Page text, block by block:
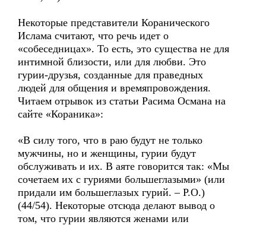
Некоторые представители Коранического
Ислама считают, что речь идет о
«собеседницах». То есть, это существа не для
интимной близости, или для любви. Это
гурии-друзья, созданные для праведных
людей для общения и времяпровождения.
Читаем отрывок из статьи Расима Османа на
сайте «Кораника»:
«В силу того, что в раю будут не только
мужчины, но и женщины, гурии будут
обслуживать и их. В аяте говорится так: «Мы
сочетаем их с гуриями большеглазыми» (или
придали им большеглазых гурий. – Р.О.)
(44/54). Некоторые отсюда делают вывод о
том, что гурии являются женами или